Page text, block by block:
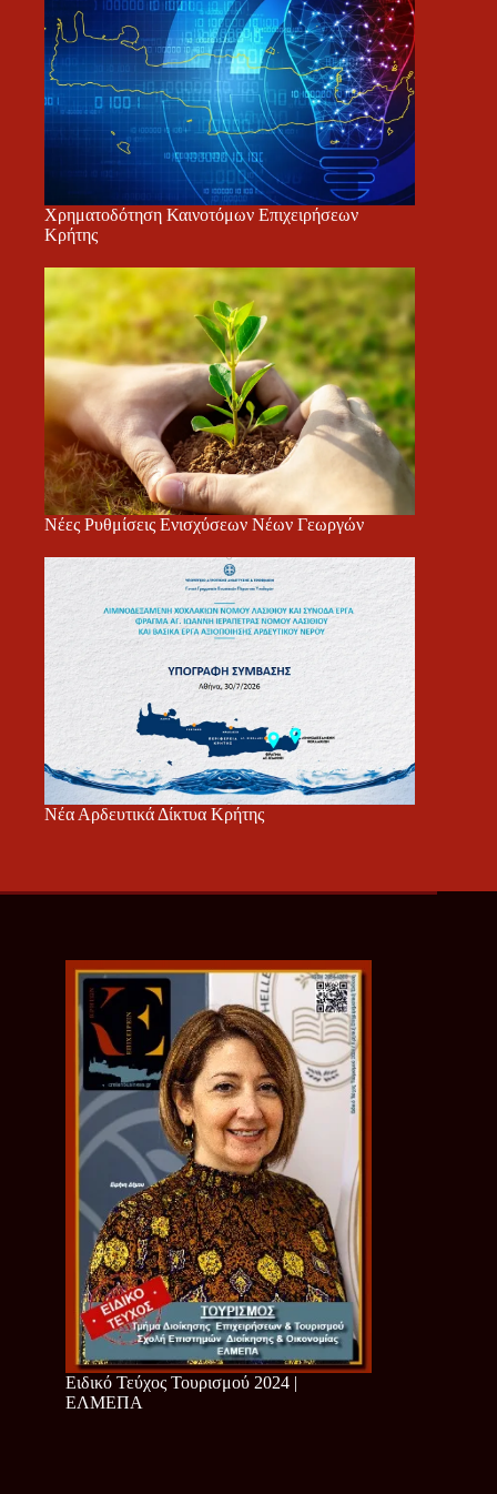
Χρηματοδότηση Καινοτόμων Επιχειρήσεων
Κρήτης
Νέες Ρυθμίσεις Ενισχύσεων Νέων Γεωργών
Νέα Αρδευτικά Δίκτυα Κρήτης
Ειδικό Τεύχος Τουρισμού 2024 |
ΕΛΜΕΠΑ